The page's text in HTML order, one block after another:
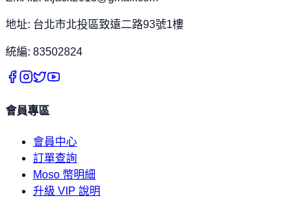
地址: 台北市北投區致遠二路93號1樓
統編: 83502824
會員專區
會員中心
訂單查詢
Moso 幣明細
升級 VIP 說明